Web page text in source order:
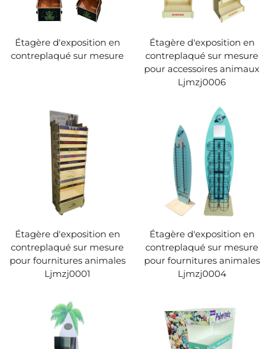
Étagère d'exposition en
contreplaqué sur mesure
Étagère d'exposition en
contreplaqué sur mesure
pour accessoires animaux
Ljmzj0006
Étagère d'exposition en
contreplaqué sur mesure
pour fournitures animales
Ljmzj0001
Étagère d'exposition en
contreplaqué sur mesure
pour fournitures animales
Ljmzj0004